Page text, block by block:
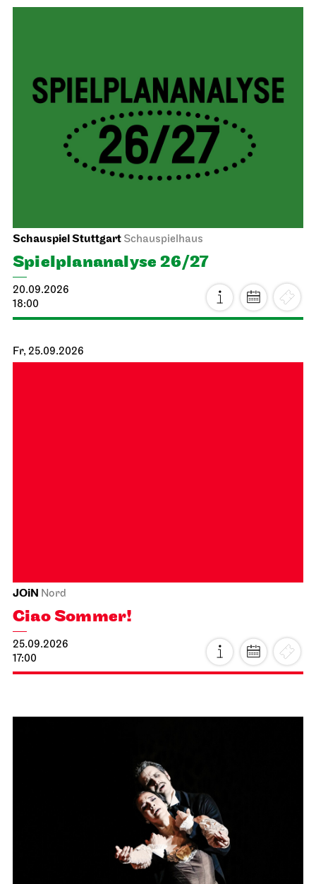
Schauspiel Stuttgart Schauspielhaus
Spiel­plan­analyse 26/27
20.09.2026
18:00
Fr, 25.09.2026
JOiN Nord
Ciao Sommer!
25.09.2026
17:00